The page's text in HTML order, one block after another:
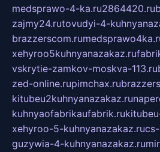
medsprawo-4-ka.ru2864420.ru
zajmy24.rutovudyi-4-
brazzerscom.ru
xehyroo5kuhnyanazakaz.ru
vskrytie-zamkov-moskva-113.ru
zed-online.rupimchax.ru
kitubeu2kuhnyanazakaz.ru
kuhnyaofabrikaufabrik.ru
xehyroo-5-kuhnyanazakaz.ru
guzywia-4-kuhnyanazakaz.ru